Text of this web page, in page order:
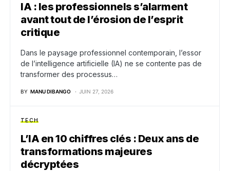
IA : les professionnels s’alarment
avant tout de l’érosion de l’esprit
critique
Dans le paysage professionnel contemporain, l’essor
de l’intelligence artificielle (IA) ne se contente pas de
transformer des processus…
BY MANU DIBANGO JUIN 27, 2026
TECH
L’IA en 10 chiffres clés : Deux ans de
transformations majeures
décryptées